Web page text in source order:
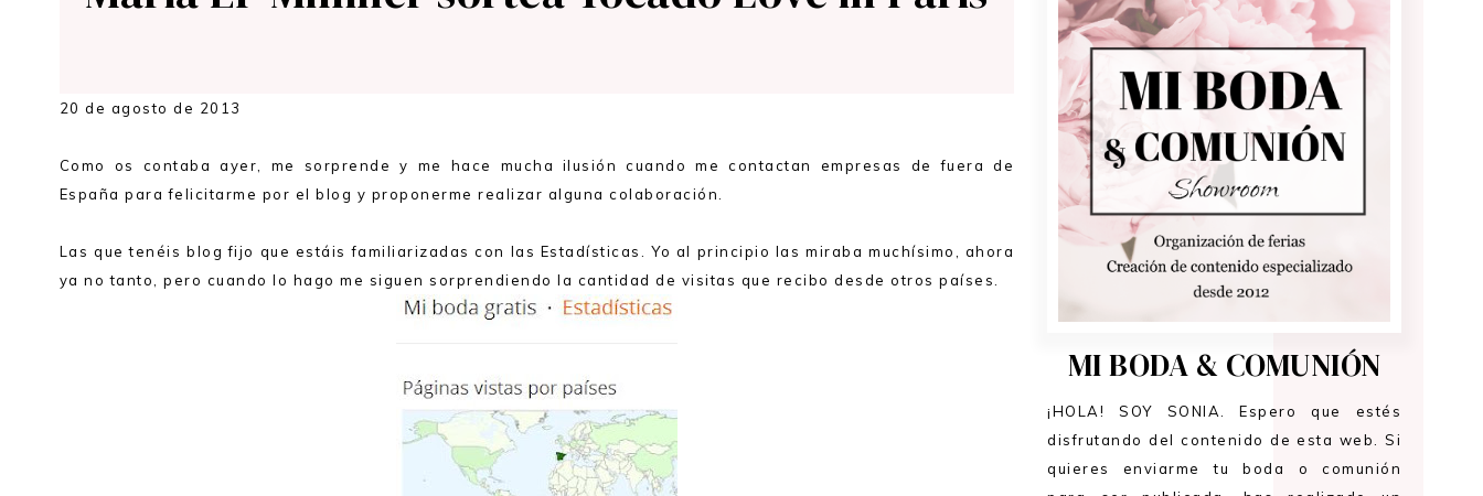
20 de agosto de 2013
Como os contaba ayer, me sorprende y me hace mucha ilusión cuando me contactan empresas de fuera de
España para felicitarme por el blog y proponerme realizar alguna colaboración.
Las que tenéis blog fijo que estáis familiarizadas con las Estadísticas. Yo al principio las miraba muchísimo, ahora
ya no tanto, pero cuando lo hago me siguen sorprendiendo la cantidad de visitas que recibo desde otros países.
MI BODA & COMUNIÓN
¡HOLA! SOY SONIA. Espero que estés
disfrutando del contenido de esta web. Si
quieres enviarme tu boda o comunión